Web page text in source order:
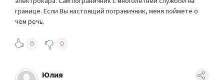
границе. Если Вы настоящий пограничник, меня поймете о
чем речь.
0 0
Юлия